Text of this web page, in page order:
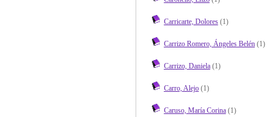
Carricarte, Dolores(1)
Carrizo Romero, Ángeles Belén(1)
Carrizo, Daniela(1)
Carro, Alejo(1)
Caruso, María Corina(1)